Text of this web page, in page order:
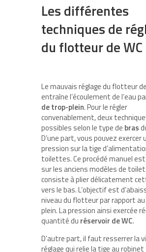
Les différentes
techniques de
du flotteur de WC
Le mauvais réglage du flotteur
entraîne l’écoulement de l’eau
de trop-plein. Pour le régler
convenablement, deux
possibles selon le type de bras
D’une part, vous pouvez
pression sur la tige
toilettes. Ce procédé manuel
sur les anciens modèles de
consiste à plier délicatement
vers le bas. L’objectif est
niveau du flotteur par rapport
plein. La pression ainsi exercée
quantité du réservoir de WC.
D’autre part, il faut resserrer la
réglage qui relie la tige au